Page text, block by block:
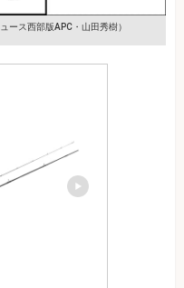
ース西部版APC・山田秀樹）